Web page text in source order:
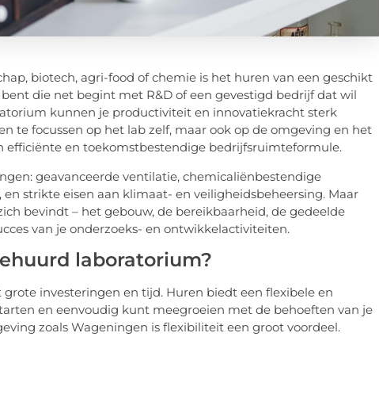
biotech, agri-food of chemie is het huren van een geschikt
die net begint met R&D of een gevestigd bedrijf dat wil
kunnen je productiviteit en innovatiekracht sterk
te focussen op het lab zelf, maar ook op de omgeving en het
efficiënte en toekomstbestendige bedrijfsruimteformule.
geavanceerde ventilatie, chemicaliënbestendige
strikte eisen aan klimaat- en veiligheidsbeheersing. Maar
bevindt – het gebouw, de bereikbaarheid, de gedeelde
van je onderzoeks- en ontwikkelactiviteiten.
laboratorium?
investeringen en tijd. Huren biedt een flexibele en
en eenvoudig kunt meegroeien met de behoeften van je
zoals Wageningen is flexibiliteit een groot voordeel.